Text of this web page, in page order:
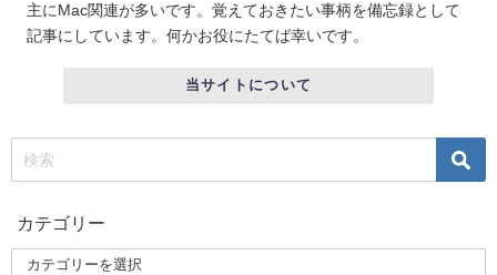
主にMac関連が多いです。覚えておきたい事柄を備忘録として
記事にしています。何かお役にたてば幸いです。
当サイトについて
カテゴリー